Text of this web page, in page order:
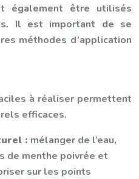
également être utilisés
Il est important de se
méthodes d’application
à réaliser permettent
efficaces.
: mélanger de l’eau,
de menthe poivrée et
sur les points